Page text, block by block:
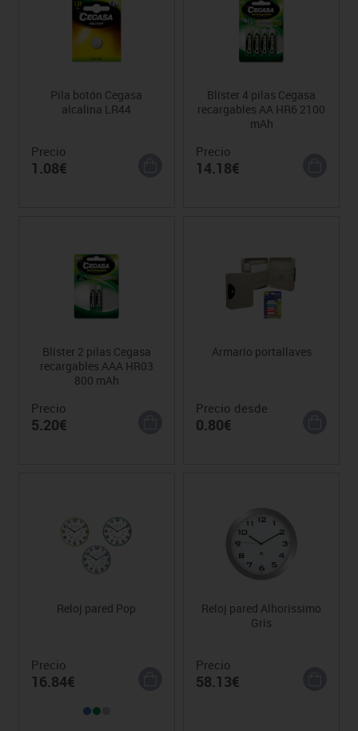
Pila botón Cegasa
alcalina LR44
Precio
1.08€
Blíster 4 pilas Cegasa
recargables AA HR6 2100
mAh
Precio
14.18€
Blíster 2 pilas Cegasa
recargables AAA HR03
800 mAh
Precio
5.20€
Armario portallaves
Precio desde
0.80€
Reloj pared Pop
Precio
16.84€
Reloj pared Alhorissimo
Gris
Precio
58.13€